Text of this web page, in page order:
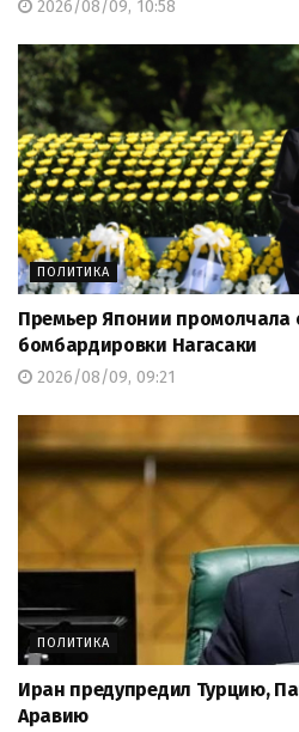
2026/08/09, 10:58
ПОЛИТИКА
Премьер Японии
бомбардировки Нагасаки
2026/08/09, 09:21
ПОЛИТИКА
Иран предупредил Турцию,
Аравию